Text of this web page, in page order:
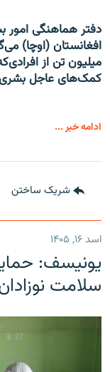
دفتر هماهنگی امور
میلیون تن از
کمک‌های عاجل بشری
ادامه خبر ...
شریک ساختن
اسد ۱۶, ۱۴۰۵
یونیسف:
سلامت